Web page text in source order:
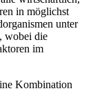
in möglichst
unter
wobei die
im
Kombination